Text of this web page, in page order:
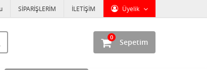
Üyelik
SİPARİŞLERİM İLETİŞİM
Sepetim
0